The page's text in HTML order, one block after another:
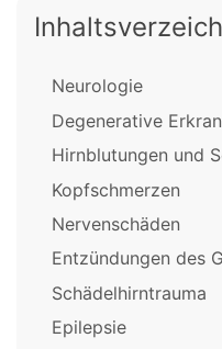
Neurologie
Degenerative
Hirnblutungen und
Kopfschmerzen
Nervenschäden
Entzündungen des
Schädelhirntrauma
Epilepsie